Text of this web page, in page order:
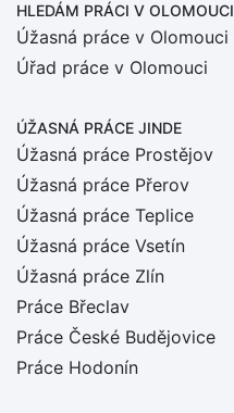
HLEDÁM PRÁCI V OLOMOUCI
Úžasná práce v Olomouci
Úřad práce v Olomouci
ÚŽASNÁ PRÁCE JINDE
Úžasná práce Prostějov
Úžasná práce Přerov
Úžasná práce Teplice
Úžasná práce Vsetín
Úžasná práce Zlín
Práce Břeclav
Práce České Budějovice
Práce Hodonín